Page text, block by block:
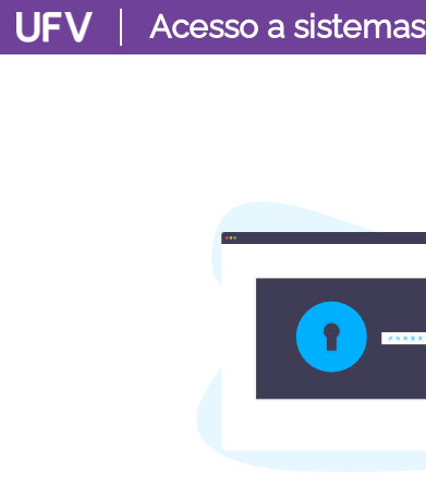
Acesso a sistemas